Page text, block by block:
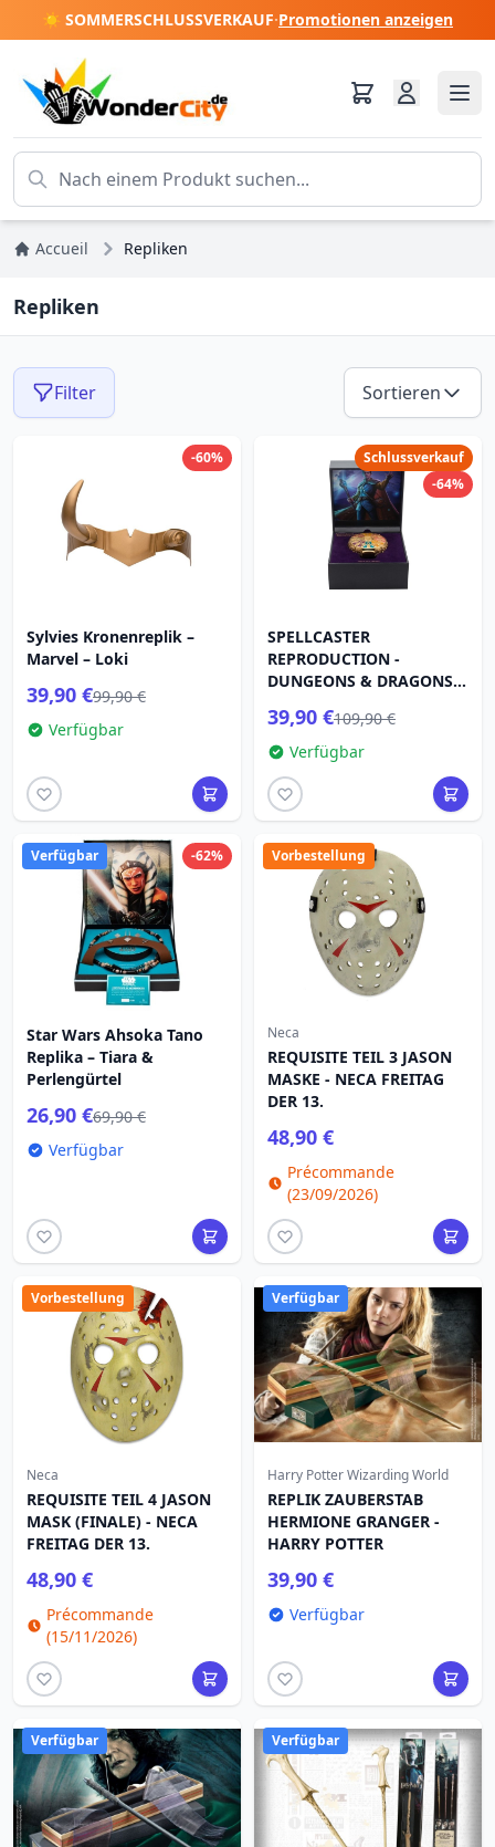
☀️ SOMMERSCHLUSSVERKAUF·Promotionen anzeigen
Accueil Repliken
Repliken
Filter Sortieren
-60%
Sylvies Kronenreplik –
Marvel – Loki
39,90 €99,90 €
Verfügbar
Schlussverkauf
-64%
SPELLCASTER
REPRODUCTION -
DUNGEONS & DRAGONS
39,90 €109,90 €
Verfügbar
-62%
Verfügbar
Star Wars Ahsoka Tano
Replika – Tiara &
Perlengürtel
26,90 €69,90 €
Verfügbar
Vorbestellung
Neca
REQUISITE TEIL 3 JASON
MASKE - NECA FREITAG
DER 13.
48,90 €
Précommande
(23/09/2026)
Vorbestellung
Neca
REQUISITE TEIL 4 JASON
MASK (FINALE) - NECA
FREITAG DER 13.
48,90 €
Précommande
(15/11/2026)
Verfügbar
Harry Potter Wizarding World
REPLIK ZAUBERSTAB
HERMIONE GRANGER -
HARRY POTTER
39,90 €
Verfügbar
Verfügbar Verfügbar